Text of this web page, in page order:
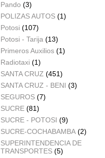
Pando (3)
POLIZAS AUTOS (1)
Potosi (107)
Potosi - Tarija (13)
Primeros Auxilios (1)
Radiotaxi (1)
SANTA CRUZ (451)
SANTA CRUZ - BENI (3)
SEGUROS (7)
SUCRE (81)
SUCRE - POTOSI (9)
SUCRE-COCHABAMBA (2)
SUPERINTENDENCIA DE
TRANSPORTES (5)